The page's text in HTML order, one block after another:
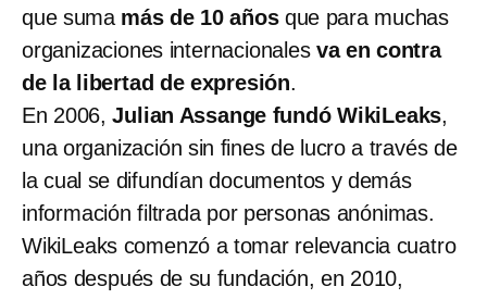
que suma más de 10 añosque para muchas
organizaciones internacionalesva en contra
de la libertad de expresión.
En 2006,Julian Assange fundó WikiLeaks,
una organización sin fines de lucro a través de
la cual se difundían documentos y demás
información filtrada por personas anónimas.
WikiLeaks comenzó a tomar relevancia cuatro
años después de su fundación, en 2010,